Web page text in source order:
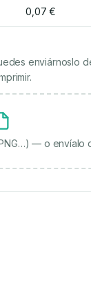
0,07 €
enviárnoslo
— o envíalo